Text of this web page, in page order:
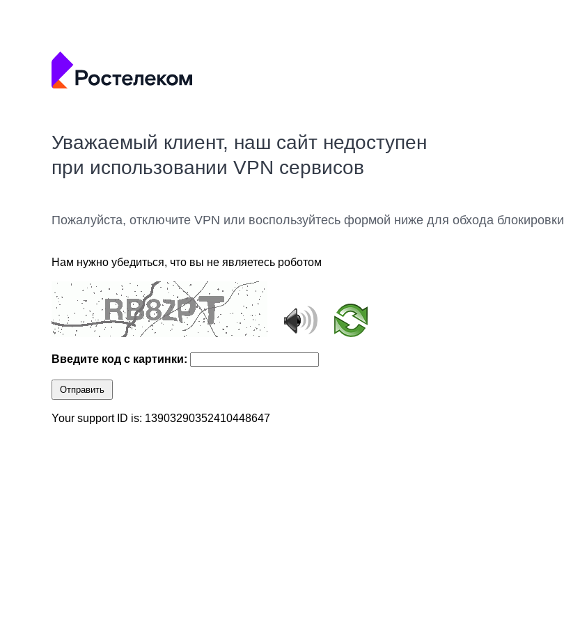
Уважаемый клиент, наш сайт недоступен
при использовании VPN сервисов
Пожалуйста, отключите VPN или воспользуйтесь формой ниже для обхода блокировки
Нам нужно убедиться, что вы не являетесь роботом
Введите код с картинки:
Отправить
Your support ID is: 13903290352410448647